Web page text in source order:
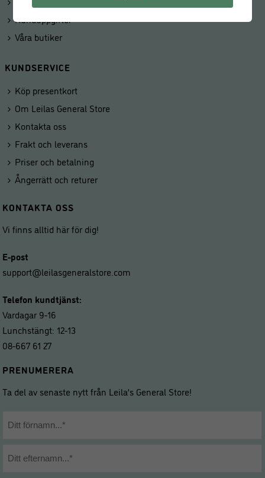
Kunduppgifter
Våra butiker
KUNDSERVICE
Köp presentkort
Om Leilas General Store
Kontakta oss
Frakt och leverans
Priser och betalning
Ångerrätt och returer
KONTAKTA OSS
Vi finns alltid här för dig!
E-post
support@leilasgeneralstore.com
Telefon kundtjänst:
Vardagar 9-16
Lunchstängt: 12-13
08-667 61 27
PRENUMERERA
Ta del av senaste nytt från Leila’s General Store!